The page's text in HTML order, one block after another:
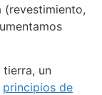
(revestimiento,
un
principios de